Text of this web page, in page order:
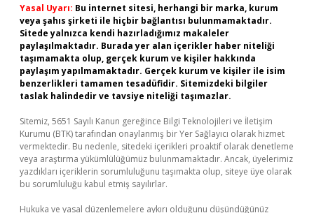
Yasal Uyarı: Bu internet sitesi, herhangi bir marka, kurum
veya şahıs şirketi ile hiçbir bağlantısı bulunmamaktadır.
Sitede yalnızca kendi hazırladığımız makaleler
paylaşılmaktadır. Burada yer alan içerikler haber niteliği
taşımamakta olup, gerçek kurum ve kişiler hakkında
paylaşım yapılmamaktadır. Gerçek kurum ve kişiler ile isim
benzerlikleri tamamen tesadüfidir. Sitemizdeki bilgiler
taslak halindedir ve tavsiye niteliği taşımazlar.
Sitemiz, 5651 Sayılı Kanun gereğince Bilgi Teknolojileri ve İletişim
Kurumu (BTK) tarafından onaylanmış bir Yer Sağlayıcı olarak hizmet
vermektedir. Bu nedenle, sitedeki içerikleri proaktif olarak denetleme
veya araştırma yükümlülüğümüz bulunmamaktadır. Ancak, üyelerimiz
yazdıkları içeriklerin sorumluluğunu taşımakta olup, siteye üye olarak
bu sorumluluğu kabul etmiş sayılırlar.
Hukuka ve yasal düzenlemelere aykırı olduğunu düşündüğünüz